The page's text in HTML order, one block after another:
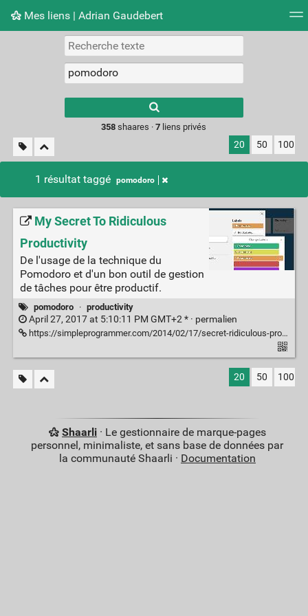
Mes liens | Adrian Gaudebert
Nuage de tags Mur d'images
results.
358 shaares ·7 liens privés
20 50 100
1 résultat taggé pomodoro
My Secret To Ridiculous
Productivity
De l'usage de la technique du
Pomodoro et d'un bon outil de gestion
de tâches pour être productif.
pomodoro · productivity
April 27, 2017 at 5:10:11 PM GMT+2 * · permalien
https://simpleprogrammer.com/2014/02/17/secret-ridiculous-productivity-im-using-now/
20 50 100
Shaarli· Le gestionnaire de marque-pages
personnel, minimaliste, et sans base de données par
la communauté Shaarli · Documentation